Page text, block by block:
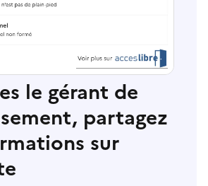
le gérant de
partagez
sur